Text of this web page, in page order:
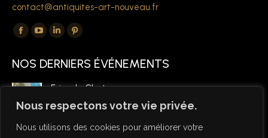
Nous respectons votre vie privée.
Nous utilisons des cookies pour améliorer votre
contact@antiquites-art-nouveau.fr
Trouvez nous sur :
La
Facebook
s'ouvre
nouvelle
La
YouTube
s'ouvre
nouvelle
La
LinkedIn
s'ouvre
une
nouvelle
La
Pinterest
s'ouvre
nouvelle
NOS DERNIERS ÉVÉNEMENTS
Foire de Chatou
6 mars 2026